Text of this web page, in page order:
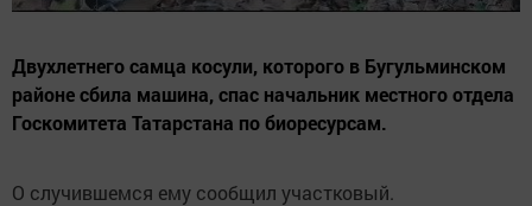
Двухлетнего самца косули, которого в Бугульминском
районе сбила машина, спас начальник местного отдела
Госкомитета Татарстана по биоресурсам.
О случившемся ему сообщил участковый.